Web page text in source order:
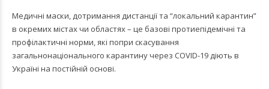
Медичні маски, дотримання дистанції та “локальний карантин”
в окремих містах чи областях – це базові протиепідемічні та
профілактичні норми, які попри скасування
загальнонаціонального карантину через COVID-19 діють в
Україні на постійній основі.